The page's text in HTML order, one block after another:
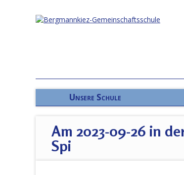
Unsere Schule
Am 2023-09-26 in
Spi